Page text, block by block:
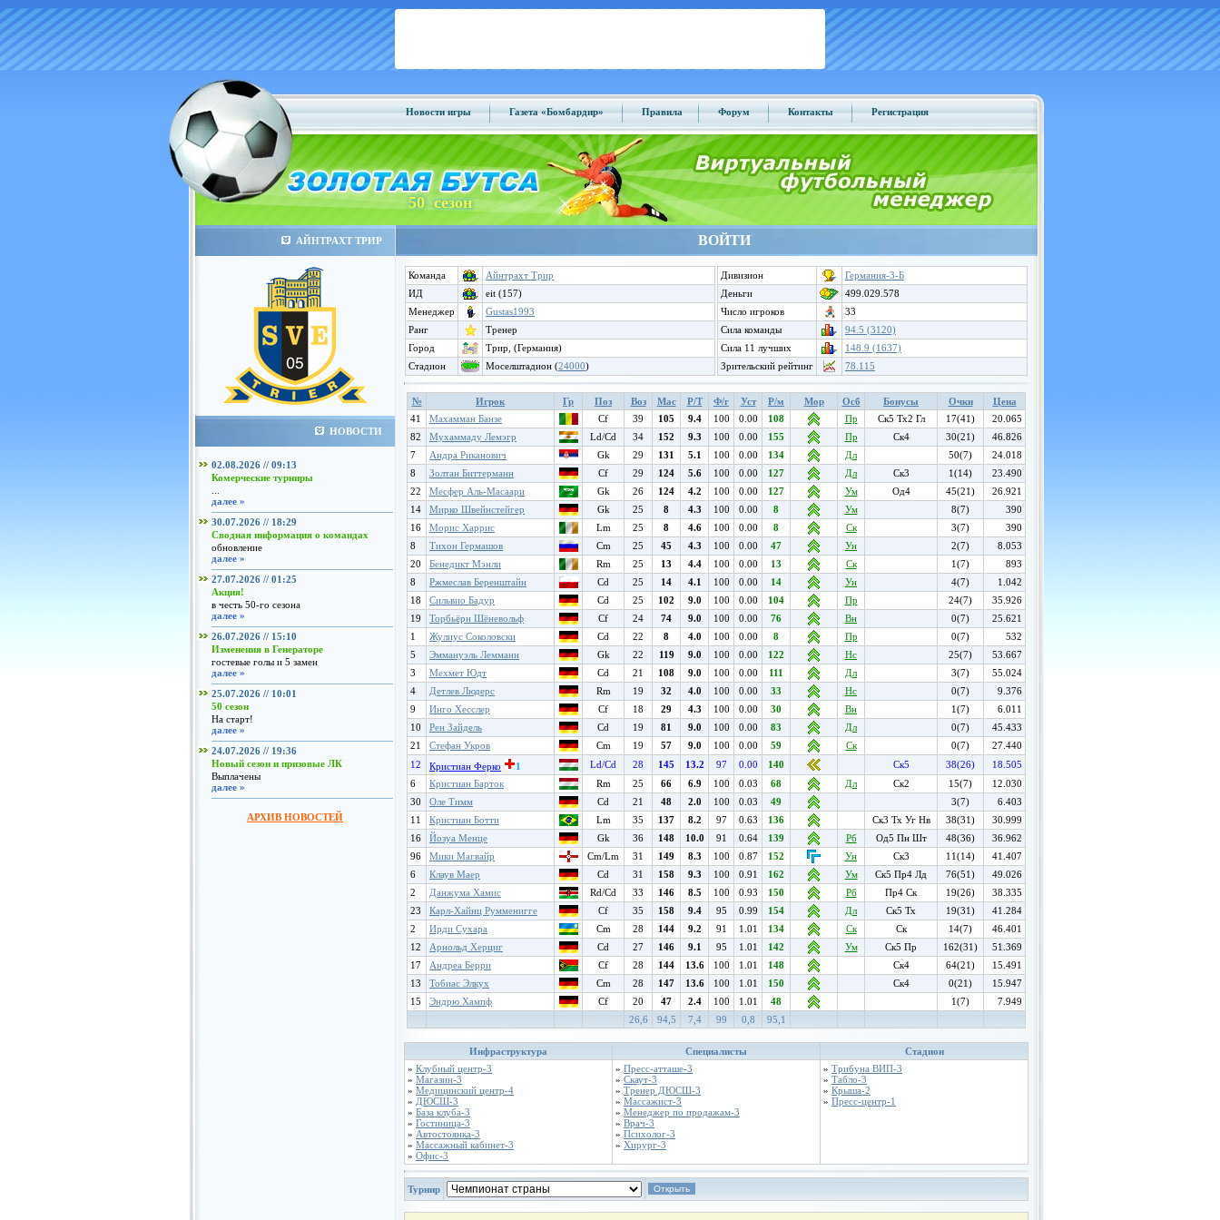
Новости игры Газета «Бомбардир» Правила Форум Контакты Регистрация
50 сезон
АЙНТРАХТ ТРИР
НОВОСТИ
02.08.2026 // 09:13
Комерческие турниры
далее »
30.07.2026 // 18:29
Сводная информация о командах
обновление
далее »
27.07.2026 // 01:25
Акция!
в честь 50-го сезона
далее »
26.07.2026 // 15:10
Изменения в Генераторе
гостевые голы и 5 замен
далее »
25.07.2026 // 10:01
50 сезон
На старт!
далее »
24.07.2026 // 19:36
Новый сезон и призовые ЛК
Выплачены
далее »
АРХИВ НОВОСТЕЙ
ВОЙТИ
Команда
Айнтрахт Трир
ИД
eit (157)
Менеджер
Gustas1993
Ранг
Тренер
Город
Трир, (Германия)
Стадион
Моселштадион (24000)
Дивизион
Германия-3-Б
Деньги
499.029.578
Число игроков
33
Сила команды
94.5 (3120)
Сила 11 лучших
148.9 (1637)
Зрительский рейтинг
78.115
№ Игрок Гр Поз Воз Мас Р/Т Ф/г Уст Р/м Мор Осб Бонусы Очки
Цена
41
Махамман Банзе Cf 39 105 9.4 100 0.00 108 Пр Ск5 Тх2 Гл 17(41)
20.065
82
Мухаммаду Лемэгр Ld/Cd 34 152 9.3 100 0.00 155 Пр Ск4 30(21)
46.826
7
Андра Риканович Gk 29 131 5.1 100 0.00 134 Дл 50(7)
24.018
8
Золтан Биттерманн Cf 29 124 5.6 100 0.00 127 Дл Ск3 1(14)
23.490
22
Месфер Аль-Масаари Gk 26 124 4.2 100 0.00 127 Ум Од4 45(21)
26.921
14
Мирко Швейнстейгер Gk 25 8 4.3 100 0.00 8 Ум 8(7)
390
16
Морис Харрис Lm 25 8 4.6 100 0.00 8 Ск 3(7)
390
8
Тихон Гермашов Cm 25 45 4.3 100 0.00 47 Ун 2(7)
8.053
20
Бенедикт Мэнли Rm 25 13 4.4 100 0.00 13 Ск 1(7)
893
8
Ржмеслав Беренштайн Cd 25 14 4.1 100 0.00 14 Ун 4(7)
1.042
18
Сильвио Бадур Cd 25 102 9.0 100 0.00 104 Пр 24(7)
35.926
19
Торбьёрн Шёневольф Cf 24 74 9.0 100 0.00 76 Вн 0(7)
25.621
1
Жулиус Соколовски Cd 22 8 4.0 100 0.00 8 Пр 0(7)
532
5
Эммануэль Лемманн Gk 22 119 9.0 100 0.00 122 Нс 25(7)
53.667
3
Мехмет Юдт Cd 21 108 9.0 100 0.00 111 Дл 3(7)
55.024
4
Детлев Людерс Rm 19 32 4.0 100 0.00 33 Нс 0(7)
9.376
9
Инго Хесслер Cf 18 29 4.3 100 0.00 30 Вн 1(7)
6.011
10
Рен Зайдель Cd 19 81 9.0 100 0.00 83 Дл 0(7)
45.433
21
Стефан Укров Cm 19 57 9.0 100 0.00 59 Ск 0(7)
27.440
12
Кристиан Ферко 1 Ld/Cd 28 145 13.2 97 0.00 140 Ск5 38(26)
18.505
6
Кристиан Барток Rm 25 66 6.9 100 0.03 68 Дл Ск2 15(7)
12.030
30
Оле Тимм Cd 21 48 2.0 100 0.03 49 3(7)
6.403
11
Кристиан Ботти Lm 35 137 8.2 97 0.63 136 Ск3 Тх Уг Нв 38(31)
30.999
16
Йозуа Менце Gk 36 148 10.0 91 0.64 139 Рб Од5 Пн Шт 48(36)
36.962
96
Мики Магвайр Cm/Lm 31 149 8.3 100 0.87 152 Ун Ск3 11(14)
41.407
6
Клаув Маер Cd 31 158 9.3 100 0.91 162 Ум Ск5 Пр4 Лд 76(51)
49.026
2
Данжума Хамис Rd/Cd 33 146 8.5 100 0.93 150 Рб Пр4 Ск 19(26)
38.335
23
Карл-Хайнц Румменигге Cf 35 158 9.4 95 0.99 154 Дл Ск5 Тх 19(31)
41.284
2
Ирди Сухара Cm 28 144 9.2 91 1.01 134 Ск Ск 14(7)
46.401
12
Арнольд Херциг Cd 27 146 9.1 95 1.01 142 Ум Ск5 Пр 162(31)
51.369
17
Андреа Берри Cf 28 144 13.6 100 1.01 148 Ск4 64(21)
15.491
13
Тобиас Элкух Cm 28 147 13.6 100 1.01 150 Ск4 0(21)
15.947
15
Эндрю Хампф Cf 20 47 2.4 100 1.01 48 1(7)
7.949
26,6
94,5 7,4 99 0,8 95,1
Инфраструктура Специалисты
Стадион
» Клубный центр-3
» Магазин-3
» Медицинский центр-4
» ДЮСШ-3
» База клуба-3
» Гостиница-3
» Автостоянка-3
» Массажный кабинет-3
» Офис-3
» Пресс-атташе-3
» Скаут-3
» Тренер ДЮСШ-3
» Массажист-3
» Менеджер по продажам-3
» Врач-3
» Психолог-3
» Хирург-3
» Трибуна ВИП-3
» Табло-3
» Крыша-2
» Пресс-центр-1
Турнир